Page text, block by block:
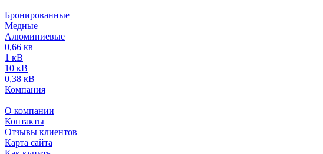
Бронированные
Медные
Алюминиевые
0,66 кв
1 кВ
10 кВ
0,38 кВ
Компания
О компании
Контакты
Отзывы клиентов
Карта сайта